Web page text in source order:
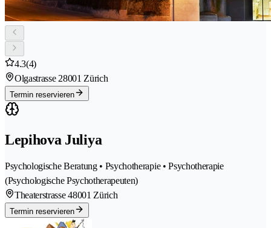
4.3(4)
Olgastrasse 28001 Zürich
Termin reservieren
Lepihova Juliya
Psychologische Beratung • Psychotherapie • Psychotherapie
(Psychologische Psychotherapeuten)
Theaterstrasse 48001 Zürich
Termin reservieren